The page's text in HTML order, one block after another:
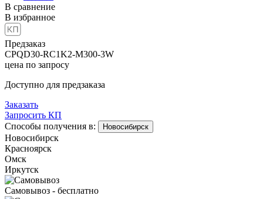
В сравнение
В избранное
Предзаказ
CPQD30-RC1K2-M300-3W
цена по запросу
Доступно для предзаказа
Заказать
Запросить КП
Способы получения в:
Новосибирск
Новосибирск
Красноярск
Омск
Иркутск
Самовывоз - бесплатно